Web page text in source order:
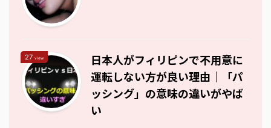
27 view
日本人がフィリピンで不用意に
運転しない方が良い理由｜「パ
ッシング」の意味の違いがやば
い